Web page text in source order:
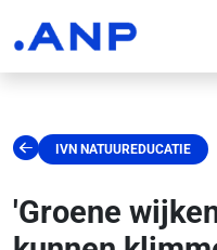
IVN NATUUREDUCATIE
'Groene